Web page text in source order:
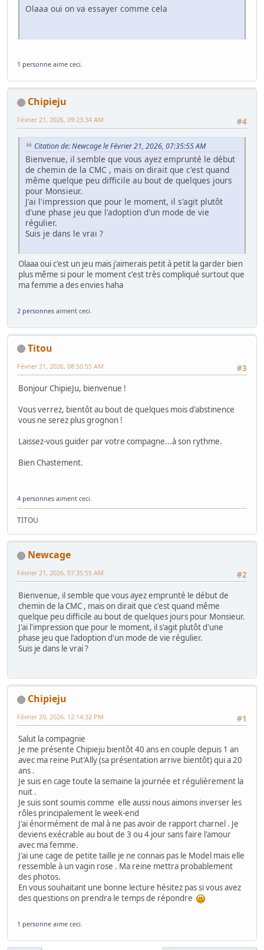
Olaaa oui on va essayer comme cela
1 personne aime ceci.
Chipieju
#4
Février 21, 2026, 09:23:34 AM
Citation de: Newcage le Février 21, 2026, 07:35:55 AM
Bienvenue, il semble que vous ayez emprunté le début
de chemin de la CMC , mais on dirait que c'est quand
même quelque peu difficile au bout de quelques jours
pour Monsieur.
J'ai l'impression que pour le moment, il s'agit plutôt
d'une phase jeu que l'adoption d'un mode de vie
régulier.
Suis je dans le vrai ?
Olaaa oui c'est un jeu mais j'aimerais petit à petit la garder bien
plus même si pour le moment c'est très compliqué surtout que
ma femme a des envies haha
2 personnes aiment ceci.
Titou
#3
Février 21, 2026, 08:50:55 AM
Bonjour ChipieJu, bienvenue !
Vous verrez, bientôt au bout de quelques mois d'abstinence
vous ne serez plus grognon !
Laissez-vous guider par votre compagne...à son rythme.
Bien Chastement.
4 personnes aiment ceci.
TITOU
Newcage
#2
Février 21, 2026, 07:35:55 AM
Bienvenue, il semble que vous ayez emprunté le début de
chemin de la CMC , mais on dirait que c'est quand même
quelque peu difficile au bout de quelques jours pour Monsieur.
J'ai l'impression que pour le moment, il s'agit plutôt d'une
phase jeu que l'adoption d'un mode de vie régulier.
Suis je dans le vrai ?
Chipieju
#1
Février 20, 2026, 12:14:32 PM
Salut la compagnie
Je me présente Chipieju bientôt 40 ans en couple depuis 1 an
avec ma reine Put'Ally (sa présentation arrive bientôt) qui a 20
ans .
Je suis en cage toute la semaine la journée et régulièrement la
nuit .
Je suis sont soumis comme elle aussi nous aimons inverser les
rôles principalement le week-end
J'ai énormément de mal à ne pas avoir de rapport charnel . Je
deviens exécrable au bout de 3 ou 4 jour sans faire l'amour
avec ma femme.
J'ai une cage de petite taille je ne connais pas le Model mais elle
ressemble à un vagin rose . Ma reine mettra probablement
des photos.
En vous souhaitant une bonne lecture hésitez pas si vous avez
des questions on prendra le temps de répondre
1 personne aime ceci.